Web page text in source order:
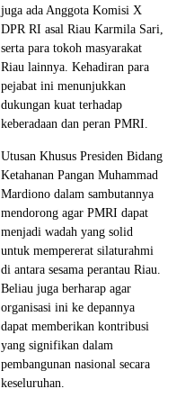
juga ada Anggota Komisi X
DPR RI asal Riau Karmila Sari,
serta para tokoh masyarakat
Riau lainnya. Kehadiran para
pejabat ini menunjukkan
dukungan kuat terhadap
keberadaan dan peran PMRI.
Utusan Khusus Presiden Bidang
Ketahanan Pangan Muhammad
Mardiono dalam sambutannya
mendorong agar PMRI dapat
menjadi wadah yang solid
untuk mempererat silaturahmi
di antara sesama perantau Riau.
Beliau juga berharap agar
organisasi ini ke depannya
dapat memberikan kontribusi
yang signifikan dalam
pembangunan nasional secara
keseluruhan.